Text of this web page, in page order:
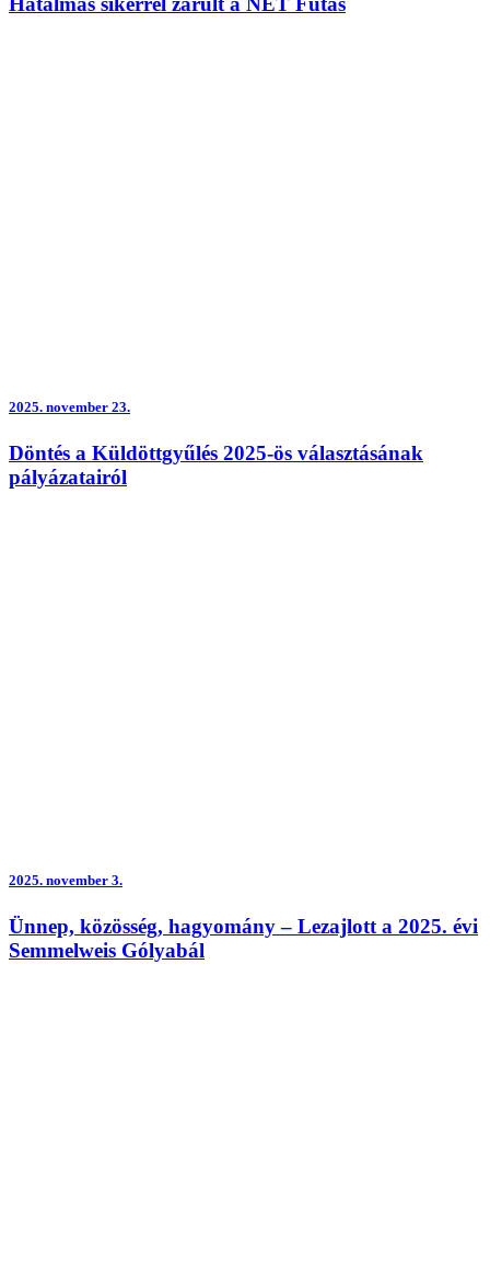
2025. november 23.
Döntés a Küldöttgyűlés 2025-ös választásának
pályázatairól
2025. november 3.
Ünnep, közösség, hagyomány – Lezajlott a 2025. évi
Semmelweis Gólyabál